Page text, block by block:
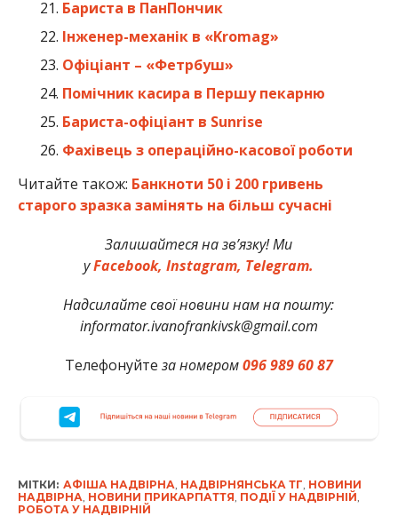
Бариста в ПанПончик
Інженер-механік в «Kromag»
Офіціант – «Фетрбуш»
Помічник касира в Першу пекарню
Бариста-офіціант в Sunrise
Фахівець з операційно-касової роботи
Читайте також: Банкноти 50 і 200 гривень
старого зразка замінять на більш сучасні
Залишайтеся на зв’язку! Ми
уFacebook, Instagram, Telegram.
Надсилайте свої новини нам на пошту:
informator.ivanofrankivsk@gmail.com
Телефонуйте за номером096 989 60 87
МІТКИ: АФІША НАДВІРНА, НАДВІРНЯНСЬКА ТГ, НОВИНИ
НАДВІРНА, НОВИНИ ПРИКАРПАТТЯ, ПОДІЇ У НАДВІРНІЙ,
РОБОТА У НАДВІРНІЙ